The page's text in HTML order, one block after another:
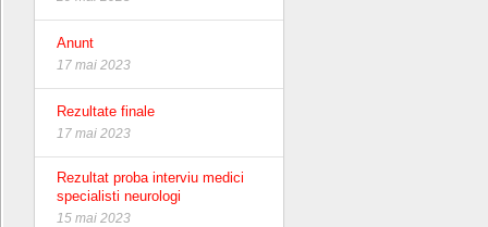
Anunt
17 mai 2023
Rezultate finale
17 mai 2023
Rezultat proba interviu medici
specialisti neurologi
15 mai 2023